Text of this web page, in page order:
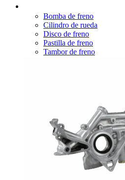
Bomba de freno
Cilindro de rueda
Disco de freno
Pastilla de freno
Tambor de freno